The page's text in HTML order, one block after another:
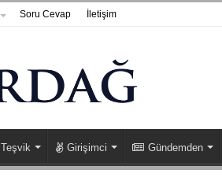
Soru Cevap İletişim
Teşvik Girişimci Gündemden